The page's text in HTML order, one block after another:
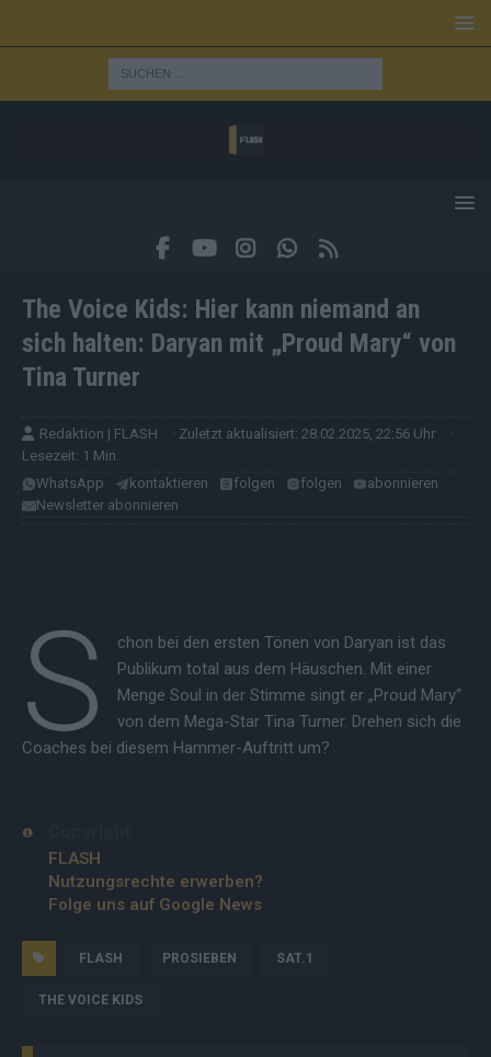
The Voice Kids: Hier kann niemand an
sich halten: Daryan mit „Proud Mary“ von
Tina Turner
Redaktion | FLASH · Zuletzt aktualisiert: 28.02.2025, 22:56 Uhr
·
Lesezeit: 1 Min.
WhatsApp
kontaktieren folgen folgen
abonnieren
Newsletter abonnieren
S
chon bei den ersten Tönen von Daryan ist das
Publikum total aus dem Häuschen. Mit einer
Menge Soul in der Stimme singt er „Proud Mary“
von dem Mega-Star Tina Turner. Drehen sich die
Coaches bei diesem Hammer-Auftritt um?
FLASH
Nutzungsrechte erwerben?
Folge uns auf Google News
FLASH PROSIEBEN SAT.1
THE VOICE KIDS